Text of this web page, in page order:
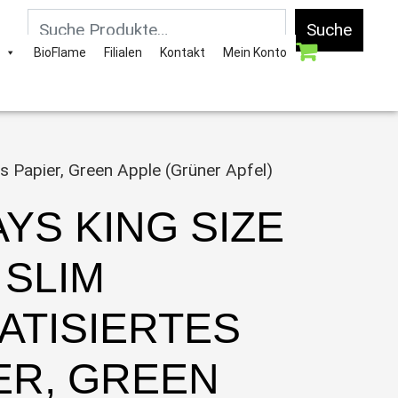
Suche
BioFlame Filialen Kontakt Mein Konto
Green Apple (Grüner Apfel)
KING SIZE
SLIM
GREEN